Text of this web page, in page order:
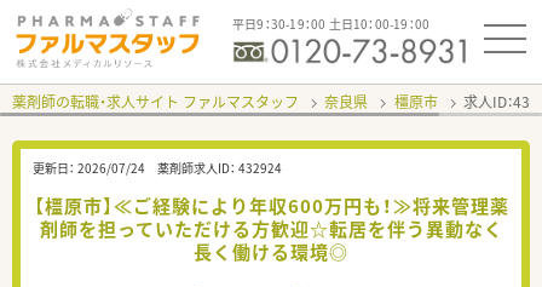
平日9：30-19：00 土日10：00-19：00
薬剤師の転職・求人サイト ファルマスタッフ 奈良県 橿原市 求人ID：
更新日： 2026/07/24 薬剤師求人ID： 432924
【橿原市】≪ご経験により年収600万円も！≫将来管理薬
剤師を担っていただける方歓迎☆転居を伴う異動なく
長く働ける環境◎